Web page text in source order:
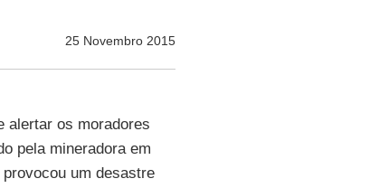
25 Novembro 2015
alertar os moradores
pela mineradora em
um desastre